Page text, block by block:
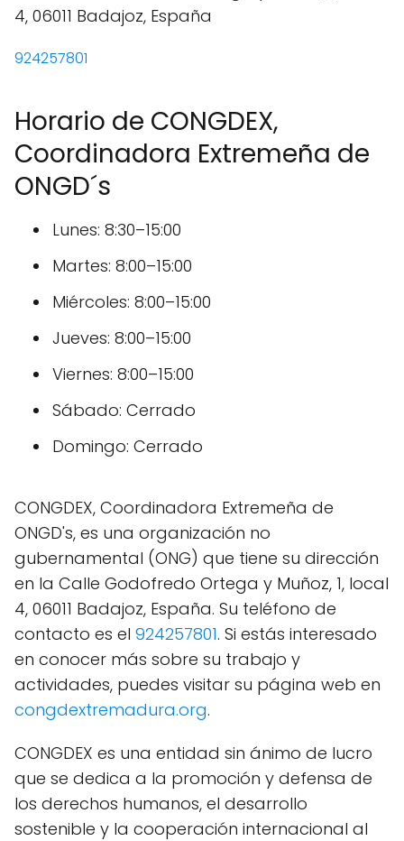
924257801
Horario de CONGDEX,
Coordinadora Extremeña de
ONGD´s
Lunes: 8:30–15:00
Martes: 8:00–15:00
Miércoles: 8:00–15:00
Jueves: 8:00–15:00
Viernes: 8:00–15:00
Sábado: Cerrado
Domingo: Cerrado
CONGDEX, Coordinadora Extremeña de
ONGD's, es una organización no
gubernamental (ONG) que tiene su dirección
en la Calle Godofredo Ortega y Muñoz, 1, local
4, 06011 Badajoz, España. Su teléfono de
contacto es el 924257801. Si estás interesado
en conocer más sobre su trabajo y
actividades, puedes visitar su página web en
congdextremadura.org.
CONGDEX es una entidad sin ánimo de lucro
que se dedica a la promoción y defensa de
los derechos humanos, el desarrollo
sostenible y la cooperación internacional al